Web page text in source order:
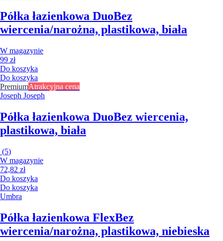
Półka łazienkowa DuoBez
wiercenia/narożna, plastikowa, biała
W magazynie
99 zł
Do koszyka
Do koszyka
PremiumAtrakcyjna cena
Joseph Joseph
Półka łazienkowa DuoBez wiercenia,
plastikowa, biała
(5)
W magazynie
72,82 zł
Do koszyka
Do koszyka
Umbra
Półka łazienkowa FlexBez
wiercenia/narożna, plastikowa, niebieska